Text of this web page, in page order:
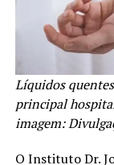
Líquidos
principal
imagem:
O Instituto Dr.